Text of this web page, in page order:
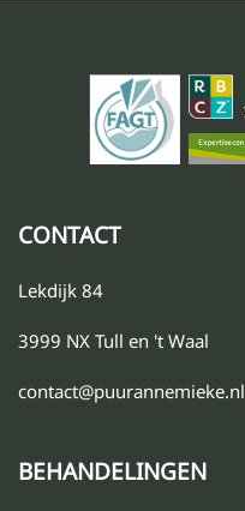
CONTACT
Lekdijk 84
3999 NX Tull en 't Waal
contact@puurannemieke.nl
BEHANDELINGEN